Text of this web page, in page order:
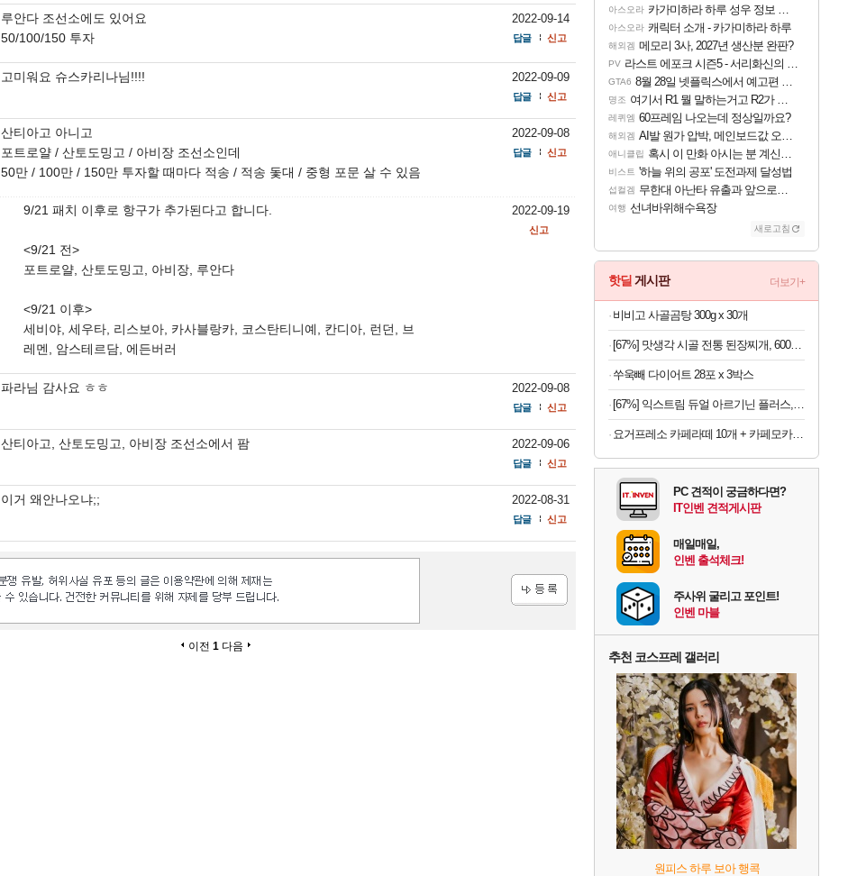
루안다 조선소에도 있어요
50/100/150 투자
2022-09-14
답글 신고
고미워요 슈스카리나님!!!! 2022-09-09
답글 신고
산티아고 아니고
포트로얄 / 산토도밍고 / 아비장 조선소인데
50만 / 100만 / 150만 투자할 때마다 적송 / 적송 돛대 / 중형 포문 살 수 있음
2022-09-08
답글 신고
9/21 패치 이후로 항구가 추가된다고 합니다.
<9/21 전>
포트로얄, 산토도밍고, 아비장, 루안다
<9/21 이후>
세비야, 세우타, 리스보아, 카사블랑카, 코스탄티니예, 칸디아, 런던, 브
레멘, 암스테르담, 에든버러
2022-09-19
신고
파라님 감사요 ㅎㅎ 2022-09-08
답글 신고
산티아고, 산토도밍고, 아비장 조선소에서 팜 2022-09-06
답글 신고
이거 왜안나오냐;; 2022-08-31
답글 신고
이전 1 다음
아스오라 카가미하라 하루 성우 정보 및 주요 필모
아스오라 캐릭터 소개 - 카가미하라 하루
해외겜 메모리 3사, 2027년 생산분 완판?
PV 라스트 에포크 시즌5 - 서리화신의 분노 티저
GTA6 8월 28일 넷플릭스에서 예고편 공개 예정
명조 여기서 R1 뭘 말하는거고 R2가 뭘말하는걸까요?
레퀴엠 60프레임 나오는데 정상일까요?
해외겜 AI발 원가 압박, 메인보드값 오르나
애니클립 혹시 이 만화 아시는 분 계신가요
비스트 '하늘 위의 공포' 도전과제 달성법
섭컬겜 무한대 아난타 유출과 앞으로의 예상 (루머)
여행 선녀바위해수욕장
새로고침
핫딜 게시판 더보기+
비비고 사골곰탕 300g x 30개
[67%] 맛생각 시골 전통 된장찌개, 600g, 5개
쑤욱빼 다이어트 28포 x 3박스
[67%] 익스트림 듀얼 아르기닌 플러스, 120정, 1개
요거프레소 카페라떼 10개 + 카페모카 10개
PC 견적이 궁금하다면?
IT인벤 견적게시판
매일매일,
인벤 출석체크!
주사위 굴리고 포인트!
인벤 마블
추천 코스프레 갤러리
원피스 하루 보아 행콕